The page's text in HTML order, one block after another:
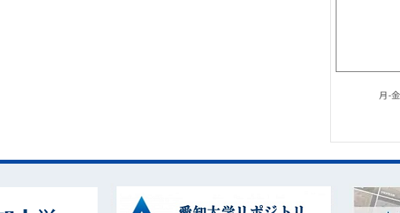
月-